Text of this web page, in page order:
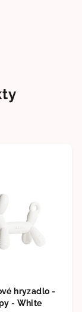
hryzadlo -
- White